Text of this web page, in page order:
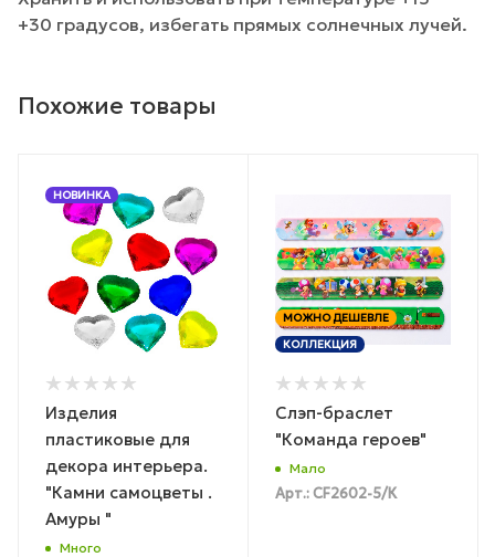
+30 градусов, избегать прямых солнечных лучей.
Похожие товары
НОВИНКА
Изделия
пластиковые для
декора интерьера.
"Камни самоцветы .
Амуры "
Много
МОЖНО ДЕШЕВЛЕ
КОЛЛЕКЦИЯ
Слэп-браслет
"Команда героев"
Мало
Арт.: CF2602-5/К